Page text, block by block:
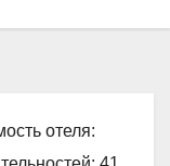
отеля: